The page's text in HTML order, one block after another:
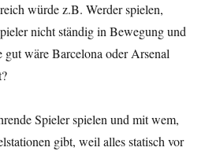
würde z.B. Werder spielen,
nicht ständig in Bewegung und
gut wäre Barcelona oder Arsenal
Spieler spielen und mit wem,
gibt, weil alles statisch vor